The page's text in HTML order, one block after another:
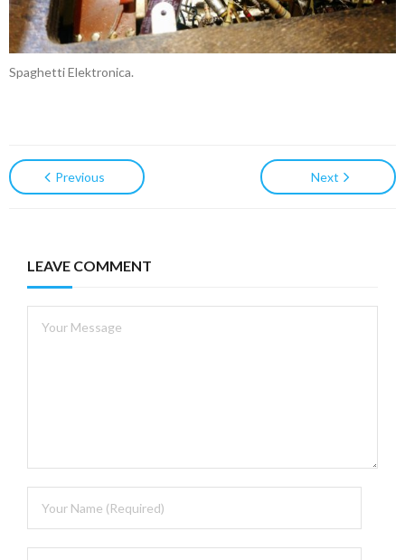
Spaghetti Elektronica.
Previous Next
LEAVE COMMENT